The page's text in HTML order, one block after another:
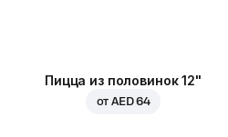
Пицца из половинок 12"
отAED 64